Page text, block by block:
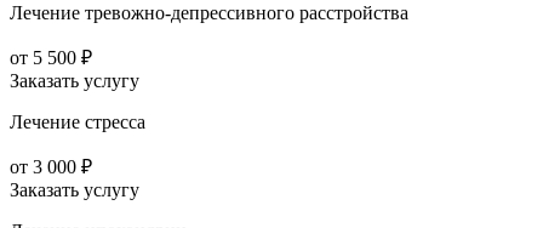
Лечение тревожно-депрессивного расстройства
от 5 500 ₽
Заказать услугу
Лечение стресса
от 3 000 ₽
Заказать услугу